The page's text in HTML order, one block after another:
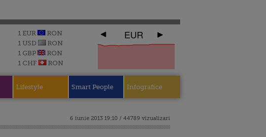
1 EUR
RON
1 USD
RON
1 GBP
RON
1 CHF
RON
EUR
Lifestyle Smart People Infografice
6 iunie 2013 19:10 / 44789 vizualizari